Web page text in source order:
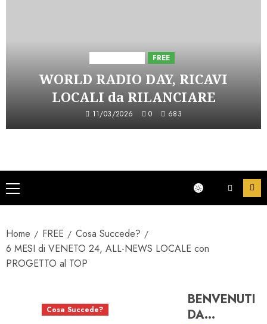
FREE
WORLD RADIO DAY, RICAVI
LOCALI da RILANCIARE
11/03/2026 0 683
Menu
principale
Home FREE
Cosa Succede?
6 MESI di VENETO 24, ALL-NEWS LOCALE con
PROGETTO al TOP
Cosa Succede?
BENVENUTI
DA…